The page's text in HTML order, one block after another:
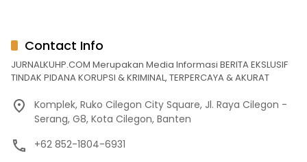
Contact Info
JURNALKUHP.COM Merupakan Media Informasi BERITA EKSLUSIF
TINDAK PIDANA KORUPSI & KRIMINAL, TERPERCAYA & AKURAT
Komplek, Ruko Cilegon City Square, Jl. Raya Cilegon -
Serang, G8, Kota Cilegon, Banten
+62 852-1804-6931